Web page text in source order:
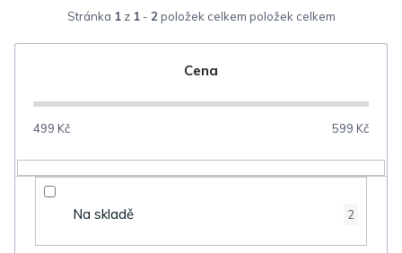
Stránka 1z 1- 2 položek celkem
e
o
Cena
499 Kč 599 Kč
Na skladě 2